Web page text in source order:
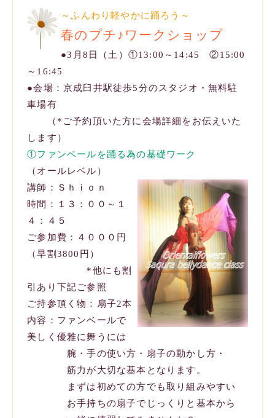
～ふんわり軽やかに踊ろう～
春のプチ♪ワークショップ
●3月8日（土）①13:00～14:45 ②15:00
～16:45
●会場：京成臼井駅徒歩5分のスタジオ・無料駐
車場有
（*ご予約頂いた方に会場詳細をお伝えいた
します）
①ファンベールを踊る為の基礎ワーク
（オールレベル）
講師：Ｓｈｉｏｎ
時間：１３：００～１
４：４５
ご参加費：４０００円
（早割3800円）
*他にも割
引あり下記ご参照
ご持参頂く物：扇子2本
内容：ファンベールで
美しく優雅に舞うには
腕・手の使い方・扇子の動かし方・
筋力が大切な基本となります。
まずは初めての方でも取り組みやすい
お手持ちの扇子でじっくりと基本から